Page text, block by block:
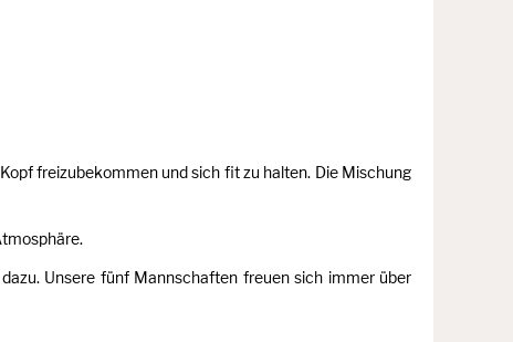
freizubekommen und sich fit zu halten. Die Mischung
Unsere fünf Mannschaften freuen sich immer über